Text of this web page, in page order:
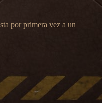
por primera vez a un